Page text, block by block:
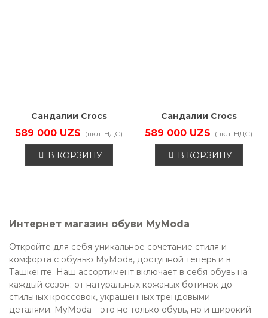
Сандалии Crocs
209403-410
589 000 UZS (вкл. НДС)
В КОРЗИНУ
Сандалии Crocs
209403-001
589 000 UZS (вкл. НДС)
В КОРЗИНУ
Интернет магазин обуви MyModa
Откройте для себя уникальное сочетание стиля и
комфорта с обувью MyModa, доступной теперь и в
Ташкенте. Наш ассортимент включает в себя обувь на
каждый сезон: от натуральных кожаных ботинок до
стильных кроссовок, украшенных трендовыми
деталями. MyModa – это не только обувь, но и широкий